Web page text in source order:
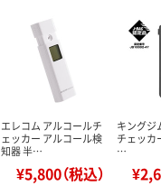
エレコム アルコールチ
ェッカー アルコール検
知器 半…
¥5,800（税込）
キングジ
チェッカ
…